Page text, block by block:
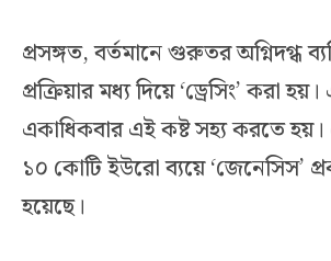
প্রসঙ্গত, বর্তমানে গুরুতর অগ্নিদগ্ধ
প্রক্রিয়ার মধ্য দিয়ে ‘ড্রেসিং’ করা
একাধিকবার এই কষ্ট সহ্য করতে হয়।
১০ কোটি ইউরো ব্যয়ে ‘জেনেসিস’
হয়েছে।